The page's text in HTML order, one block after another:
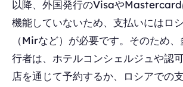
以降、外国発行のVisaや
機能していないため、支払いにはロ
（Mirなど）が必要です。そのため
行者は、ホテルコンシェルジュや認
店を通じて予約するか、ロシアでの